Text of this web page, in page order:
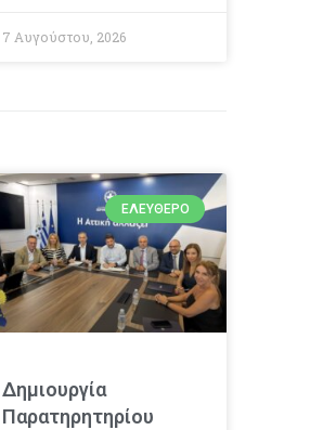
7 Αυγούστου, 2026
ΕΛΕΎΘΕΡΟ
Δημιουργία
Παρατηρητηρίου